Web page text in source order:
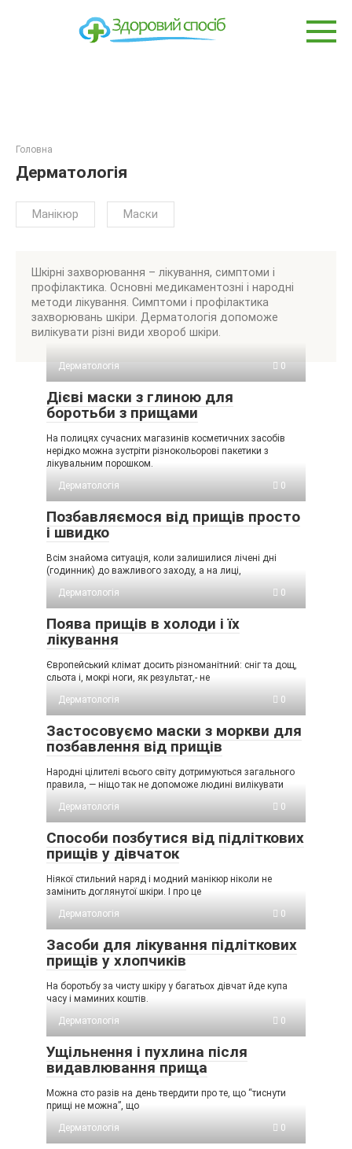
Головна
Дерматологія
Манікюр Маски
Шкірні захворювання – лікування, симптоми і
профілактика. Основні медикаментозні і народні
методи лікування. Симптоми і профілактика
захворювань шкіри. Дерматологія допоможе
вилікувати різні види хвороб шкіри.
Дерматологія 0
Дієві маски з глиною для
боротьби з прищами
На полицях сучасних магазинів косметичних засобів
нерідко можна зустріти різнокольорові пакетики з
лікувальним порошком.
Дерматологія
0
Позбавляємося від прищів просто
і швидко
Всім знайома ситуація, коли залишилися лічені дні
(годинник) до важливого заходу, а на лиці,
Дерматологія
0
Поява прищів в холоди і їх
лікування
Європейський клімат досить різноманітний: сніг та дощ,
сльота і, мокрі ноги, як результат,- не
Дерматологія
0
Застосовуємо маски з моркви для
позбавлення від прищів
Народні цілителі всього світу дотримуються загального
правила, — ніщо так не допоможе людині вилікувати
Дерматологія
0
Способи позбутися від підліткових
прищів у дівчаток
Ніякої стильний наряд і модний манікюр ніколи не
замінить доглянутої шкіри. І про це
Дерматологія
0
Засоби для лікування підліткових
прищів у хлопчиків
На боротьбу за чисту шкіру у багатьох дівчат йде купа
часу і маминих коштів.
Дерматологія
0
Ущільнення і пухлина після
видавлювання прища
Можна сто разів на день твердити про те, що “тиснути
прищі не можна”, що
Дерматологія
0